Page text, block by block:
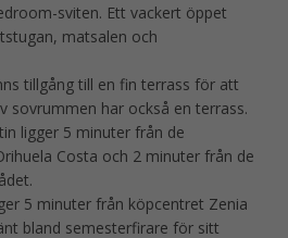
sviten. Ett vackert öppet
matsalen och
tillgång till en fin terrass för att
sovrummen har också en terrass.
ligger 5 minuter från de
Costa och 2 minuter från de
5 minuter från köpcentret Zenia
bland semesterfirare för sitt